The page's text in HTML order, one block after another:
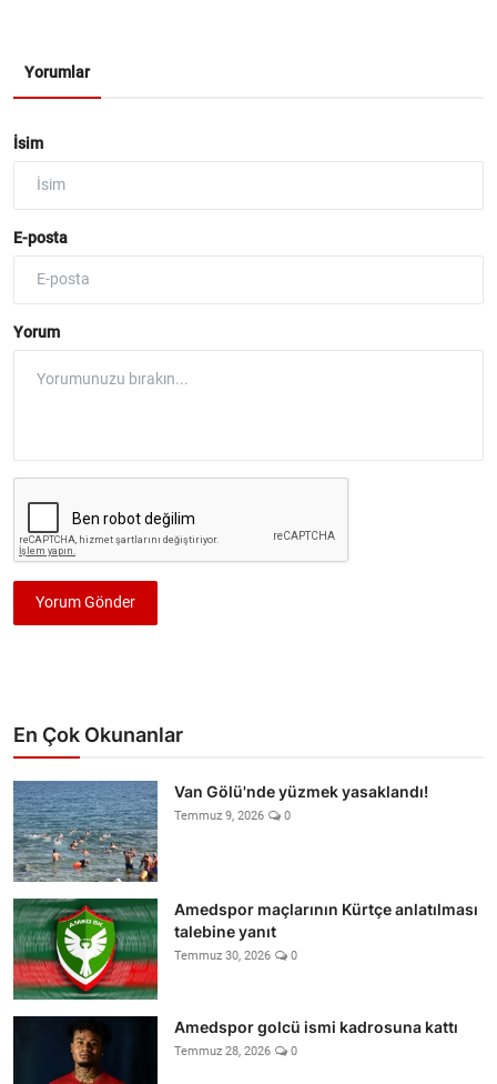
Yorumlar
İsim
E-posta
Yorum
Yorum Gönder
En Çok Okunanlar
Van Gölü'nde yüzmek yasaklandı!
Temmuz 9, 2026 0
Amedspor maçlarının Kürtçe anlatılması
talebine yanıt
Temmuz 30, 2026 0
Amedspor golcü ismi kadrosuna kattı
Temmuz 28, 2026 0